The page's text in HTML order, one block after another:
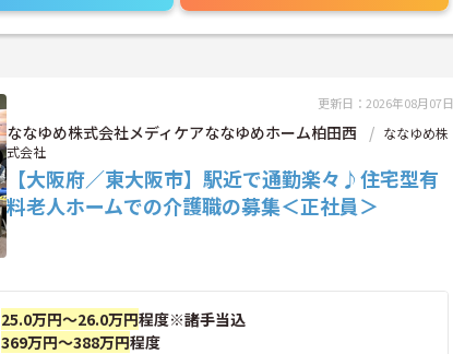
更新日：2026年08月07日
ななゆめ株式会社メディケアななゆめホーム柏田西
ななゆめ株
式会社
【大阪府／東大阪市】駅近で通勤楽々♪住宅型有
料老人ホームでの介護職の募集＜正社員＞
25.0万円～26.0万円程度※諸手当込
369万円～388万円程度